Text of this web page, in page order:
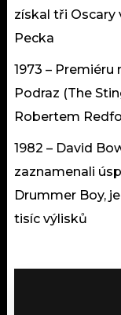
získal tři Oscary
Pecka
1973 –
Podraz (The
Robertem
1982 – David
zaznamenali
Drummer Boy,
tisíc výlisků